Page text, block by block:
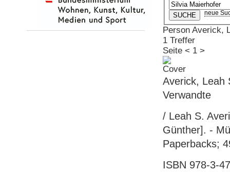
neue
Person Averick,
1 Treffer
Seite < 1 >
Averick, Leah
Verwandte
/ Leah S.
Günther]. -
Paperbacks;
ISBN 978-3-